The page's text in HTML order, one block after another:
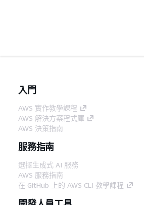
入門
AWS 實作教學課程
AWS 解決方案程式庫
AWS 決策指南
服務指南
選擇生成式 AI 服務
AWS 服務指南
在 GitHub 上的 AWS CLI 教學課程